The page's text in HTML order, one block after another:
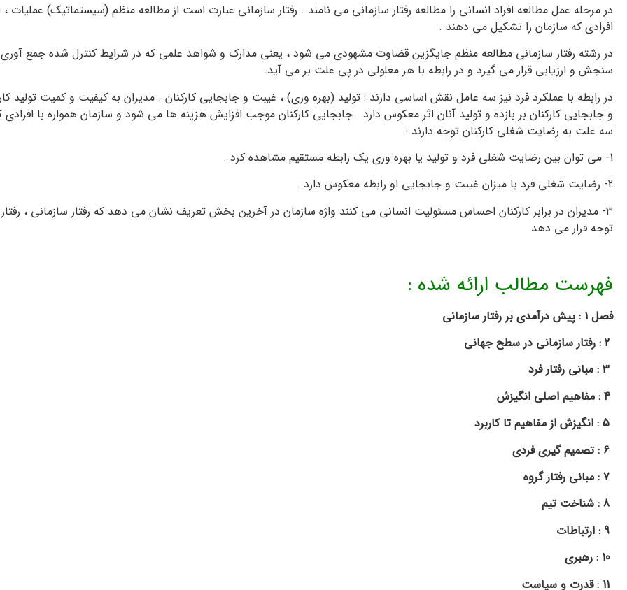
در مرحله عمل مطالعه افراد انسانی را مطالعه رفتار سازمانی می نامند . رفتار سازمانی عبارت است از مطالعه منظم (سیستماتیک) عملیات
افرادی که سازمان را تشکیل می دهند .
در رشته رفتار سازمانی مطالعه منظم جایگزین قضاوت مشهودی می شود ، یعنی مدارک و شواهد علمی که در شرایط کنترل شده جمع
سنجش و ارزیابی قرار می گیرد و در رابطه با هر معلولی در پی علت بر می آید.
در رابطه با عملکرد فرد نیز سه عامل نقش اساسی دارند : تولید (بهره وری) ، غیبت و جابجایی کارکنان . مدیران به کیفیت و کمیت تولید
و جابجایی کارکنان بر بازده و تولید آنان اثر معکوس دارد . جابجایی کارکنان موجب افزایش هزینه ها می شود و سازمان همواره با
سه علت به رضایت شغلی کارکنان توجه دارند :
1- می توان بین رضایت شغلی فرد و تولید یا بهره وری یک رابطه مستقیم مشاهده کرد .
2- رضایت شغلی فرد با میزان غیبت و جابجایی او رابطه معکوس دارد .
3- مدیران در برابر کارکنان احساس مسئولیت انسانی می کنند واژه سازمان در آخرین بخش تعریف نشان می دهد که رفتار سازمانی ، رفتار
توجه قرار می دهد
فهرست مطالب ارائه شده :
فصل 1 : پيش درآمدی بر رفتار سازمانی
4 : مفاهيم اصلی انگيزش